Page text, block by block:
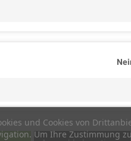
und Cookies von
Um Ihre Zustimmung